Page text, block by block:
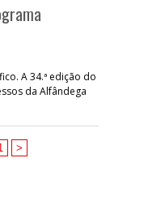
A 34.ª edição do
da Alfândega
>